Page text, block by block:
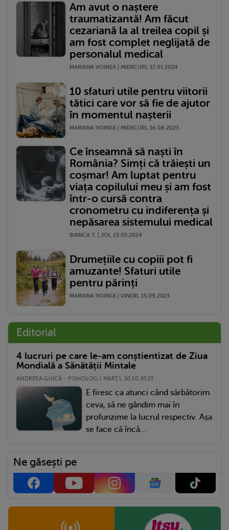
Am avut o naștere
traumatizantă! Am făcut
cezariană la al treilea copil și
am fost complet neglijată de
personalul medical
MARIANA VOINEA | MIERCURI, 17.01.2024
10 sfaturi utile pentru viitorii
tătici care vor să fie de ajutor
în momentul nașterii
MARIANA VOINEA | MIERCURI, 16.08.2023
Ce înseamnă să naști în
România? Simți că trăiești un
coșmar! Am luptat pentru
viața copilului meu și am fost
într-o cursă contra
cronometru cu indiferența și
nepăsarea sistemului medical
BIANCA T. | JOI, 23.05.2024
Drumețiile cu copiii pot fi
amuzante! Sfaturi utile
pentru părinți
MARIANA VOINEA | VINERI, 15.09.2023
Editorial
4 lucruri pe care le-am conștientizat de Ziua
Mondială a Sănătății Mintale
ANDREEA GUICĂ - PSIHOLOG | MARŢI, 10.10.2023
E firesc ca atunci când sărbătorim
ceva, să ne gândim mai în
profunzime la lucrul respectiv. Așa
se face că încă...
Ne găsești pe